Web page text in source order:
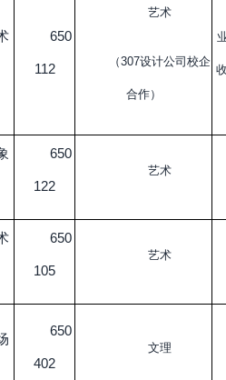
650
112
艺术
（307设计公司校企
合作）
650
122
艺术
650
105
艺术
650
402
文理